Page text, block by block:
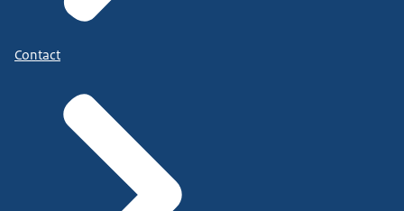
Contact